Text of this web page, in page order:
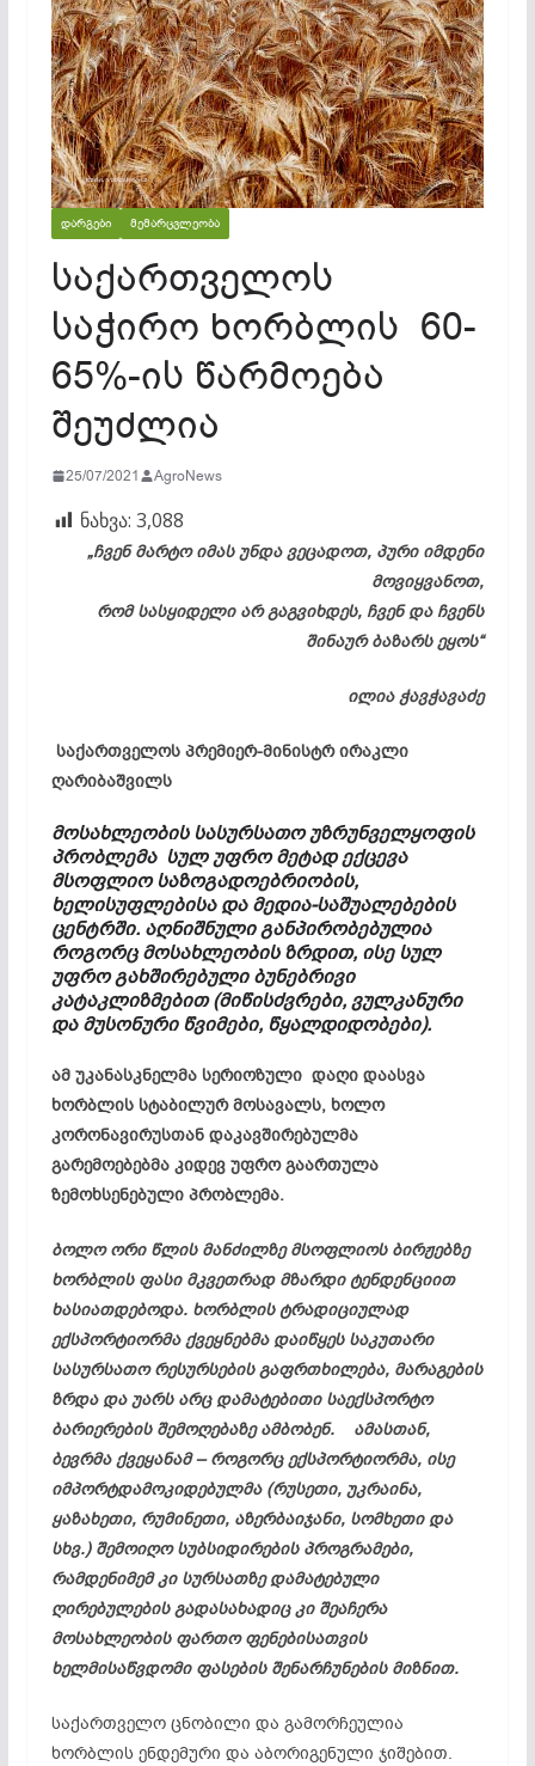
ᲓᲐᲠᲒᲔᲑᲘ ᲛᲔᲛᲐᲠᲪᲕᲚᲔᲝᲑᲐ
საქართველოს
საჭირო ხორბლის 60-
65%-ის წარმოება
შეუძლია
25/07/2021 AgroNews
ნახვა: 3,088
„ჩვენ მარტო იმას უნდა ვეცადოთ, პური იმდენი
მოვიყვანოთ,
რომ სასყიდელი არ გაგვიხდეს, ჩვენ და ჩვენს
შინაურ ბაზარს ეყოს“
ილია ჭავჭავაძე
საქართველოს პრემიერ-მინისტრ ირაკლი
ღარიბაშვილს
მოსახლეობის სასურსათო უზრუნველყოფის
პრობლემა სულ უფრო მეტად ექცევა
მსოფლიო საზოგადოებრიობის,
ხელისუფლებისა და მედია-საშუალებების
ცენტრში. აღნიშნული განპირობებულია
როგორც მოსახლეობის ზრდით, ისე სულ
უფრო გახშირებული ბუნებრივი
კატაკლიზმებით (მიწისძვრები, ვულკანური
და მუსონური წვიმები, წყალდიდობები).
ამ უკანასკნელმა სერიოზული დაღი დაასვა
ხორბლის სტაბილურ მოსავალს, ხოლო
კორონავირუსთან დაკავშირებულმა
გარემოებებმა კიდევ უფრო გაართულა
ზემოხსენებული პრობლემა.
ბოლო ორი წლის მანძილზე მსოფლიოს ბირჟებზე
ხორბლის ფასი მკვეთრად მზარდი ტენდენციით
ხასიათდებოდა. ხორბლის ტრადიციულად
ექსპორტიორმა ქვეყნებმა დაიწყეს საკუთარი
სასურსათო რესურსების გაფრთხილება, მარაგების
ზრდა და უარს არც დამატებითი საექსპორტო
ბარიერების შემოღებაზე ამბობენ. ამასთან,
ბევრმა ქვეყანამ – როგორც ექსპორტიორმა, ისე
იმპორტდამოკიდებულმა (რუსეთი, უკრაინა,
ყაზახეთი, რუმინეთი, აზერბაიჯანი, სომხეთი და
სხვ.) შემოიღო სუბსიდირების პროგრამები,
რამდენიმემ კი სურსათზე დამატებული
ღირებულების გადასახადიც კი შეაჩერა
მოსახლეობის ფართო ფენებისათვის
ხელმისაწვდომი ფასების შენარჩუნების მიზნით.
საქართველო ცნობილი და გამორჩეულია
ხორბლის ენდემური და აბორიგენული ჯიშებით.